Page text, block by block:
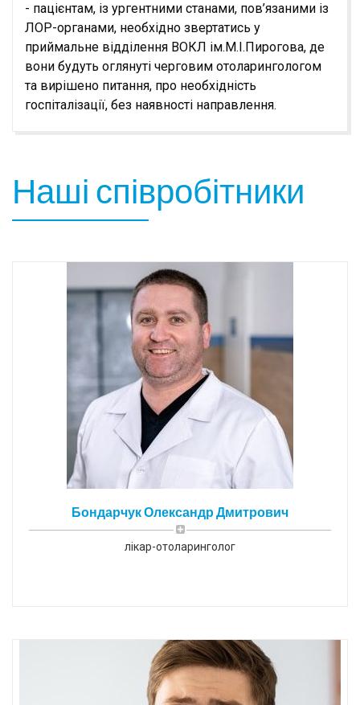
- пацієнтам, із ургентними станами, пов’язаними із
ЛОР-органами, необхідно звертатись у
приймальне відділення ВОКЛ ім.М.І.Пирогова, де
вони будуть оглянуті черговим отоларингологом
та вирішено питання, про необхідність
госпіталізації, без наявності направлення.
Наші співробітники
Бондарчук Олександр Дмитрович
лікар-отоларинголог